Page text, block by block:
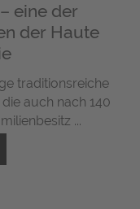
eine der
der Haute
traditionsreiche
auch nach 140
...